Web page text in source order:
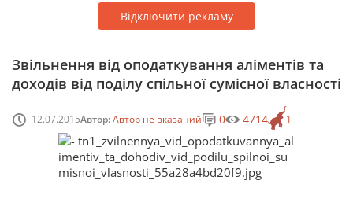
Відключити рекламу
Звільнення від оподаткування аліментів та
доходів від поділу спільної сумісної власності
12.07.2015Автор:Автор не вказаний 1
0 4714